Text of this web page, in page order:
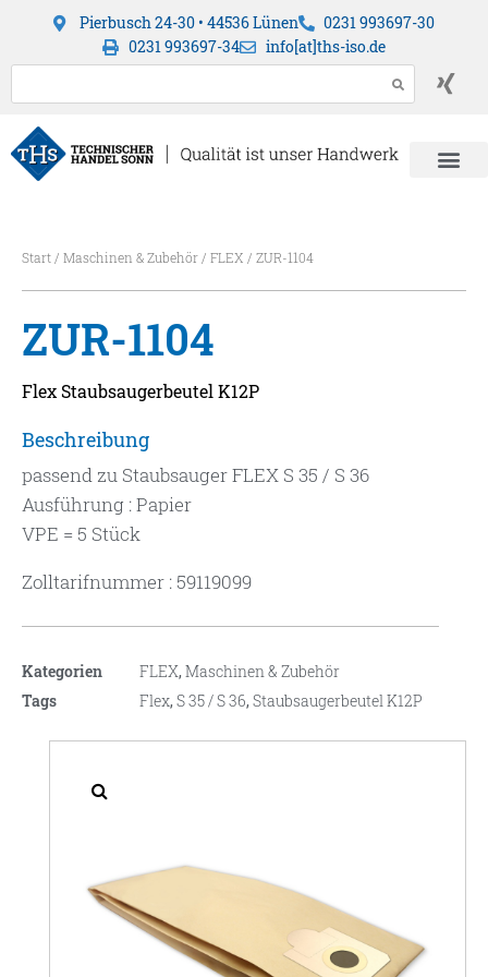
Pierbusch 24-30 • 44536 Lünen
0231 993697-30
0231 993697-34
info[at]ths-iso.de
Start/ Maschinen & Zubehör/ FLEX / ZUR-1104
ZUR-1104
Flex Staubsaugerbeutel K12P
Beschreibung
passend zu Staubsauger FLEX S 35 / S 36
Ausführung : Papier
VPE = 5 Stück
Zolltarifnummer : 59119099
Kategorien FLEX,Maschinen & Zubehör
Tags
Flex,S 35 / S 36,Staubsaugerbeutel K12P